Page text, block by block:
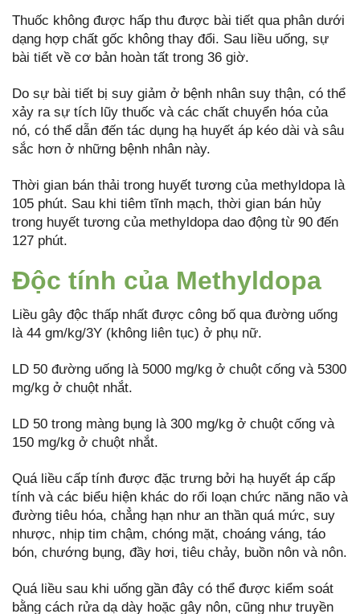
Thuốc không được hấp thu được bài tiết qua phân dưới
dạng hợp chất gốc không thay đổi. Sau liều uống, sự
bài tiết về cơ bản hoàn tất trong 36 giờ.
Do sự bài tiết bị suy giảm ở bệnh nhân suy thận, có thể
xảy ra sự tích lũy thuốc và các chất chuyển hóa của
nó, có thể dẫn đến tác dụng hạ huyết áp kéo dài và sâu
sắc hơn ở những bệnh nhân này.
Thời gian bán thải trong huyết tương của methyldopa là
105 phút. Sau khi tiêm tĩnh mạch, thời gian bán hủy
trong huyết tương của methyldopa dao động từ 90 đến
127 phút.
Độc tính của Methyldopa
Liều gây độc thấp nhất được công bố qua đường uống
là 44 gm/kg/3Y (không liên tục) ở phụ nữ.
LD 50 đường uống là 5000 mg/kg ở chuột cống và 5300
mg/kg ở chuột nhắt.
LD 50 trong màng bụng là 300 mg/kg ở chuột cống và
150 mg/kg ở chuột nhắt.
Quá liều cấp tính được đặc trưng bởi hạ huyết áp cấp
tính và các biểu hiện khác do rối loạn chức năng não và
đường tiêu hóa, chẳng hạn như an thần quá mức, suy
nhược, nhịp tim chậm, chóng mặt, choáng váng, táo
bón, chướng bụng, đầy hơi, tiêu chảy, buồn nôn và nôn.
Quá liều sau khi uống gần đây có thể được kiểm soát
bằng cách rửa dạ dày hoặc gây nôn, cũng như truyền